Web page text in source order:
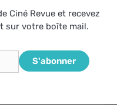
Ciné Revue et recevez
sur votre boîte mail.
S'abonner